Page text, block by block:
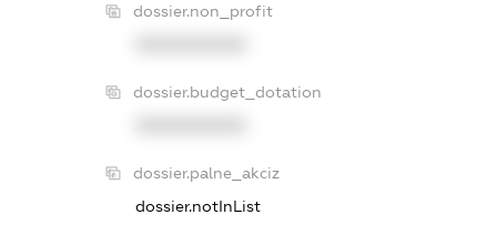
dossier.non_profit
dossier.budget_dotation
dossier.palne_akciz
dossier.notInList